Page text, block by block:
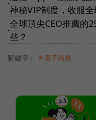
●
神秘VIP制度，收服
●
全球頂尖CEO推薦的
些？
關鍵字： ＃電子商務